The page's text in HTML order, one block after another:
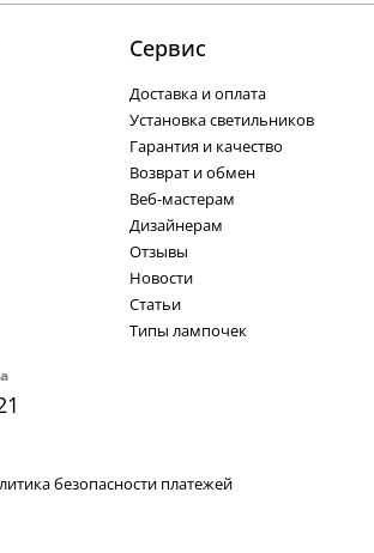
Cервис
Доставка и оплата
Установка светильников
Гарантия и качество
Возврат и обмен
Веб-мастерам
Дизайнерам
Отзывы
Новости
Статьи
Типы лампочек
безопасности платежей